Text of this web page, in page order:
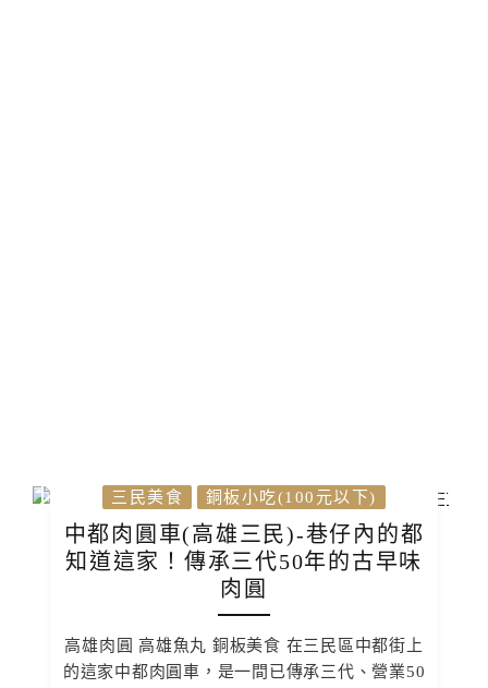
三民美食 銅板小吃(100元以下)
中都肉圓車(高雄三民)-巷仔內的都
知道這家！傳承三代50年的古早味
肉圓
高雄肉圓 高雄魚丸 銅板美食 在三民區中都街上
的這家中都肉圓車，是一間已傳承三代、營業50